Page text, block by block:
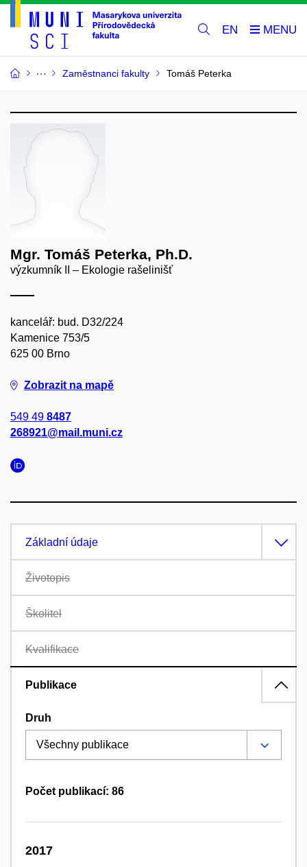
EN
Zaměstnanci fakulty Tomáš Peterka
Mgr. Tomáš Peterka, Ph.D.
výzkumník II – Ekologie rašelinišť
kancelář: bud. D32/224
Kamenice 753/5
625 00 Brno
Zobrazit na mapě
549 49 8487
268921@mail.muni.cz
Základní údaje
Životopis
Školitel
Kvalifikace
Publikace
Druh
Počet publikací: 86
2017